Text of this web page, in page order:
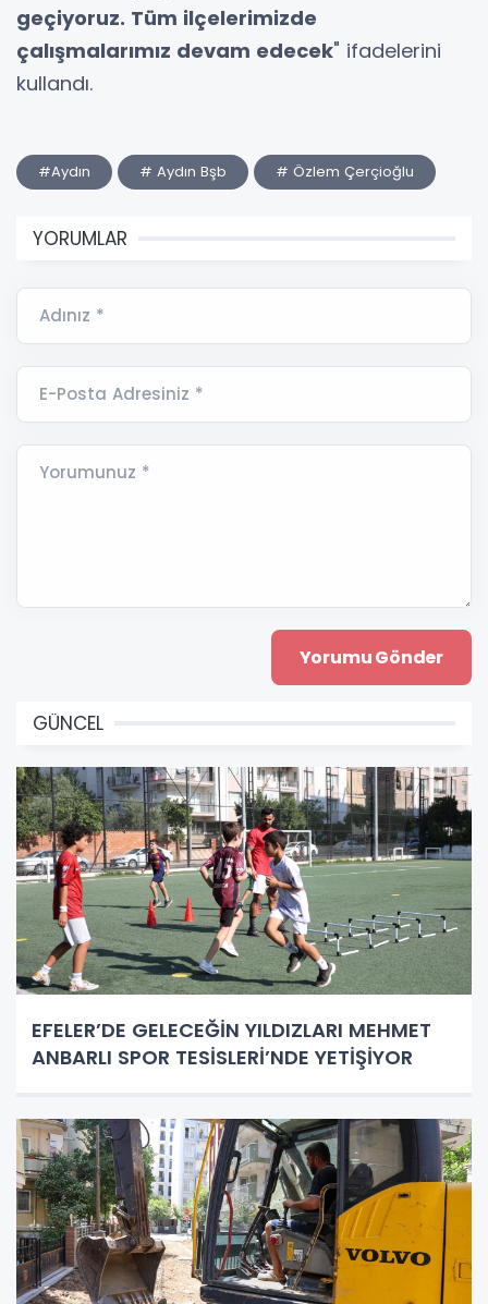
geçiyoruz. Tüm ilçelerimizde
çalışmalarımız devam edecek" ifadelerini
kullandı.
#Aydın # Aydın Bşb # Özlem Çerçioğlu
YORUMLAR
Adınız *
E-Posta Adresiniz *
Yorumunuz *
GÜNCEL
EFELER’DE GELECEĞİN YILDIZLARI MEHMET
ANBARLI SPOR TESİSLERİ’NDE YETİŞİYOR